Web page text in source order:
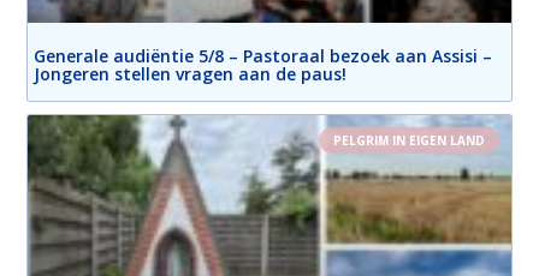
Generale audiëntie 5/8 – Pastoraal bezoek aan Assisi –
Jongeren stellen vragen aan de paus!
PELGRIM IN EIGEN LAND